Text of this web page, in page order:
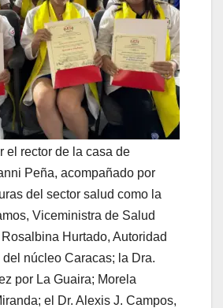
el rector de la casa de
Peña, acompañado por
del sector salud como la
Viceministra de Salud
Rosalbina Hurtado, Autoridad
núcleo Caracas; la Dra.
por La Guaira; Morela
el Dr. Alexis J. Campos,